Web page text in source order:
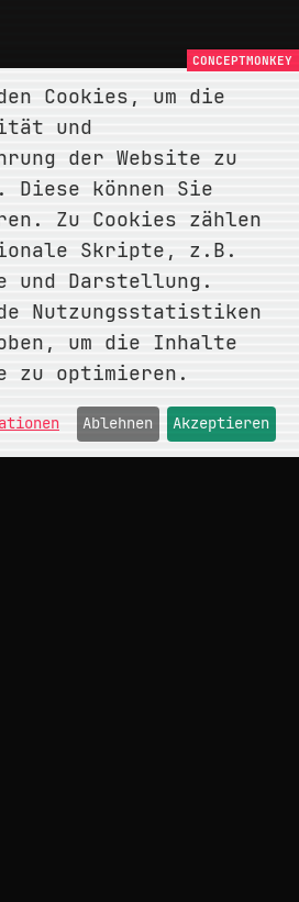
Cookies, um die
und
der Website zu
Diese können Sie
Zu Cookies zählen
Skripte, z.B.
und Darstellung.
Nutzungsstatistiken
um die Inhalte
zu optimieren.
Ablehnen Akzeptieren